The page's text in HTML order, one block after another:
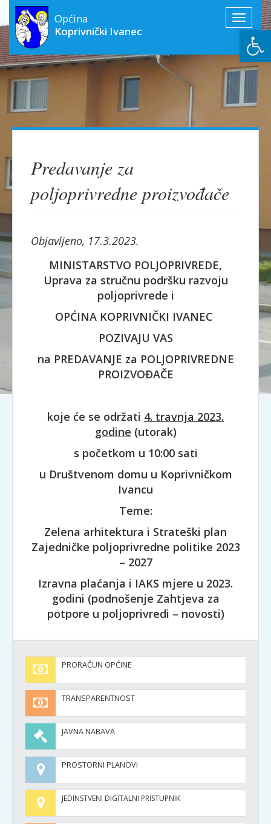
Toggle
Općina
Koprivnički Ivanec
Predavanje za
poljoprivredne proizvođače
Objavljeno, 17.3.2023.
MINISTARSTVO POLJOPRIVREDE,
Uprava za stručnu podršku razvoju
poljoprivrede i
OPĆINA KOPRIVNIČKI IVANEC
POZIVAJU VAS
na PREDAVANJE za POLJOPRIVREDNE
PROIZVOĐAČE
koje će se održati 4. travnja 2023.
godine (utorak)
s početkom u 10:00 sati
u Društvenom domu u Koprivničkom
Ivancu
Teme:
Zelena arhitektura i Strateški plan
Zajedničke poljoprivredne politike 2023
– 2027
Izravna plaćanja i IAKS mjere u 2023.
godini (podnošenje Zahtjeva za
potpore u poljoprivredi – novosti)
PRORAČUN OPĆINE
TRANSPARENTNOST
JAVNA NABAVA
PROSTORNI PLANOVI
JEDINSTVENI DIGITALNI PRISTUPNIK